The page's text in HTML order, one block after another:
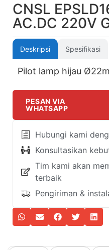
CNSL
AC.DC 220V
Deskripsi Spesifikasi
Pilot lamp hijau
PESAN VIA
WHATSAPP
Hubungi kami
Konsultasikan
Tim kami akan
terbaik
Pengiriman &